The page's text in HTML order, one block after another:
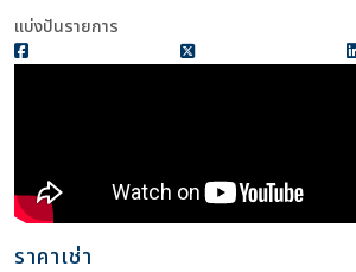
แบ่งปันรายการ
ราคาเช่า